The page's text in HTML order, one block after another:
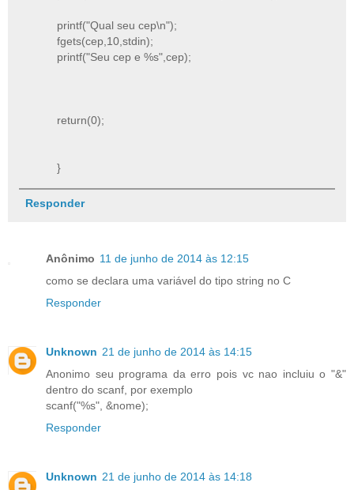
printf("Qual seu cep\n");
fgets(cep,10,stdin);
printf("Seu cep e %s",cep);
return(0);
}
Responder
Anônimo 11 de junho de 2014 às 12:15
como se declara uma variável do tipo string no C
Responder
Unknown 21 de junho de 2014 às 14:15
Anonimo seu programa da erro pois vc nao incluiu o "&"
dentro do scanf, por exemplo
scanf("%s", &nome);
Responder
Unknown 21 de junho de 2014 às 14:18